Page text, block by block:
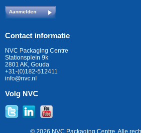
Aanmelden
Contact informatie
NVC Packaging Centre
Stationsplein 9k
2801 AK, Gouda
+31-(0)182-512411
info@nvc.nl
Volg NVC
© 2026 NVC Packaging Centre. Alle